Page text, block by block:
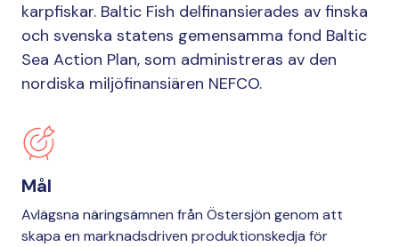
karpfiskar. Baltic Fish delfinansierades av finska
och svenska statens gemensamma fond Baltic
Sea Action Plan, som administreras av den
nordiska miljöfinansiären NEFCO.
Mål
Avlägsna näringsämnen från Östersjön genom att
skapa en marknadsdriven produktionskedja för